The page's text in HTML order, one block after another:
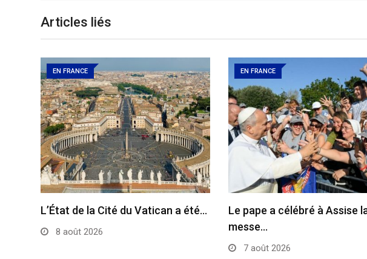
Articles liés
EN FRANCE
L’État de la Cité du Vatican a été…
8 août 2026
EN FRANCE
Le pape a célébré à Assise
messe…
7 août 2026